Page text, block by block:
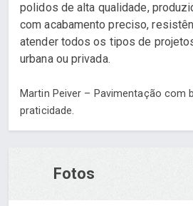
polidos de alta qualidade,
com acabamento preciso,
atender todos os tipos de
urbana ou privada.
Martin Peiver – Pavimentação com
praticidade.
Fotos